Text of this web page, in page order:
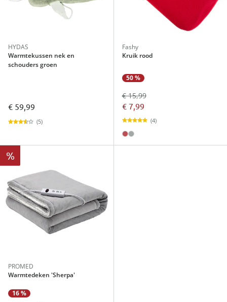
HYDAS
Warmtekussen nek en
schouders groen
€ 59,99
(5)
Fashy
Kruik rood
50 %
€ 15,99
€ 7,99
(4)
%
PROMED
Warmtedeken 'Sherpa'
16 %